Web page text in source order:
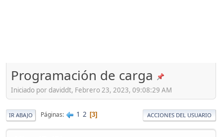
Programación de carga
Iniciado por daviddt, Febrero 23, 2023, 09:08:29 AM
IR ABAJO Páginas 1 2 3 ACCIONES DEL USUARIO